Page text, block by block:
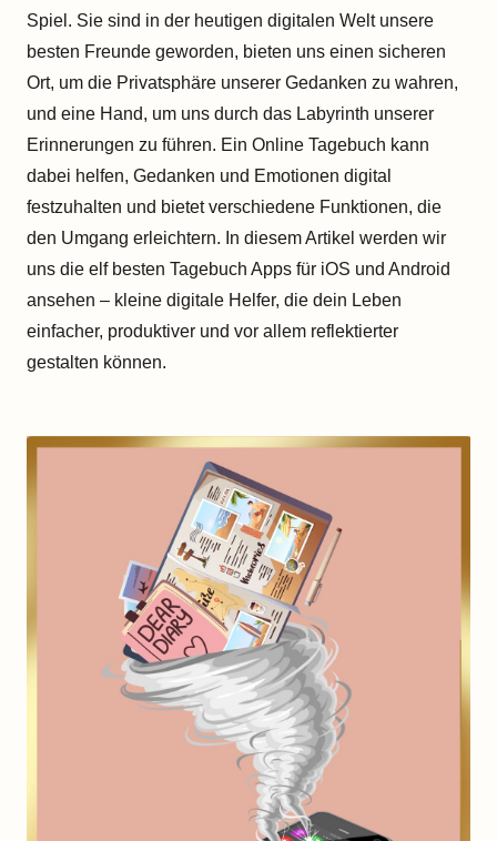
Spiel. Sie sind in der heutigen digitalen Welt unsere
besten Freunde geworden, bieten uns einen sicheren
Ort, um die Privatsphäre unserer Gedanken zu wahren,
und eine Hand, um uns durch das Labyrinth unserer
Erinnerungen zu führen. Ein Online Tagebuch kann
dabei helfen, Gedanken und Emotionen digital
festzuhalten und bietet verschiedene Funktionen, die
den Umgang erleichtern. In diesem Artikel werden wir
uns die elf besten Tagebuch Apps für iOS und Android
ansehen – kleine digitale Helfer, die dein Leben
einfacher, produktiver und vor allem reflektierter
gestalten können.